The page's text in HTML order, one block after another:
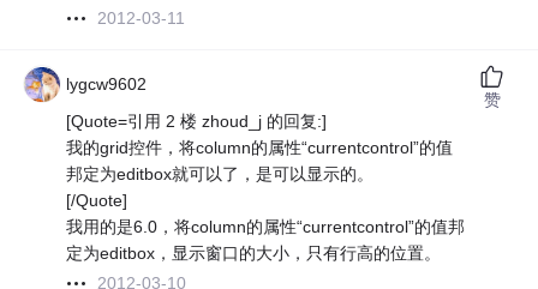
2012-03-11
lygcw9602
[Quote=引用 2 楼 zhoud_j 的回复:]
我的grid控件，将column的属性“currentcontrol”的值
邦定为editbox就可以了，是可以显示的。
[/Quote]
我用的是6.0，将column的属性“currentcontrol”的值邦
定为editbox，显示窗口的大小，只有行高的位置。
2012-03-10
赞